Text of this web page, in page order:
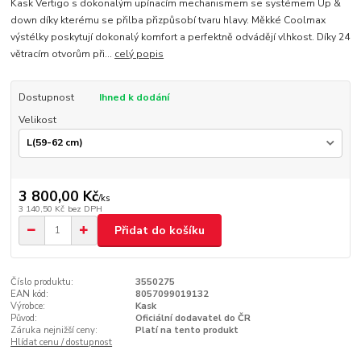
Kask Vertigo s dokonalým upínacím mechanismem se systémem Up &
down díky kterému se přilba přizpůsobí tvaru hlavy. Měkké Coolmax
výstélky poskytují dokonalý komfort a perfektně odvádějí vlhkost. Díky 24
větracím otvorům při... celý popis
Dostupnost
Ihned k dodání
Velikost
3 800,00 Kč/ks
3 140,50 Kč bez DPH
Přidat do košíku
Číslo produktu:
3550275
EAN kód:
8057099019132
Výrobce:
Kask
Původ:
Oficiální dodavatel do ČR
Záruka nejnižší ceny:
Platí na tento produkt
Hlídat cenu / dostupnost